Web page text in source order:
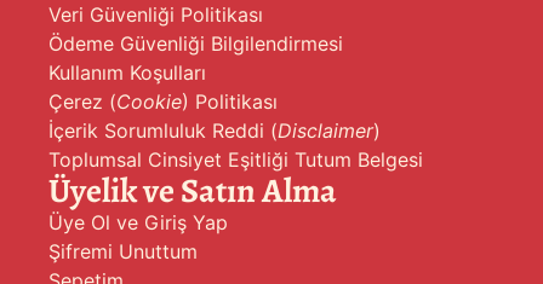
Veri Güvenliği Politikası
Ödeme Güvenliği Bilgilendirmesi
Kullanım Koşulları
Çerez (Cookie) Politikası
İçerik Sorumluluk Reddi (Disclaimer)
Toplumsal Cinsiyet Eşitliği Tutum Belgesi
Üyelik ve Satın Alma
Üye Ol ve Giriş Yap
Şifremi Unuttum